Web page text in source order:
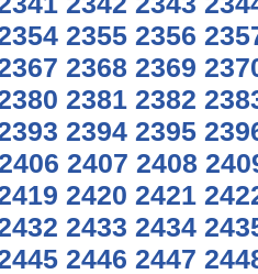
2355 2356
2368 2369
2381 2382
2394 2395
2407 2408
2420 2421
2433 2434
2446 2447